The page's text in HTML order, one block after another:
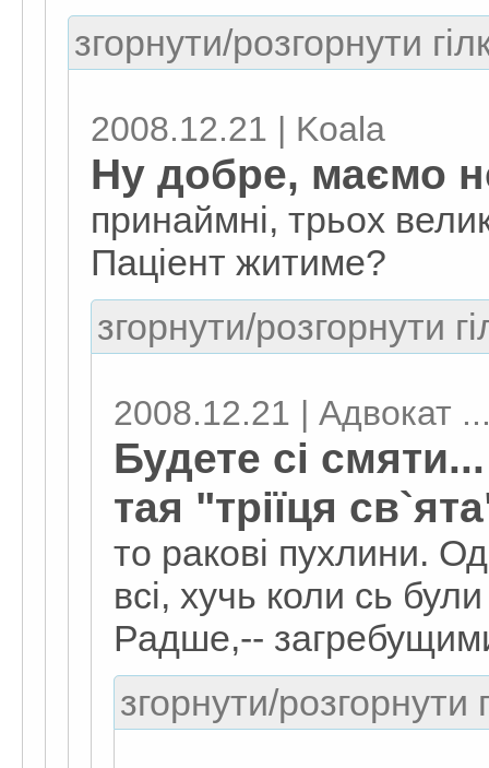
згорнути/розгорнути
2008.12.21 | Koala
Ну добре, маємо
принаймні, трьох
Паціент житиме?
згорнути/розгорнути
2008.12.21 | Адвокат
Будете сі
тая "тріїця
то ракові пухлини.
всі, хучь коли сь
Радше,-- загребущими
згорнути/розгорнути